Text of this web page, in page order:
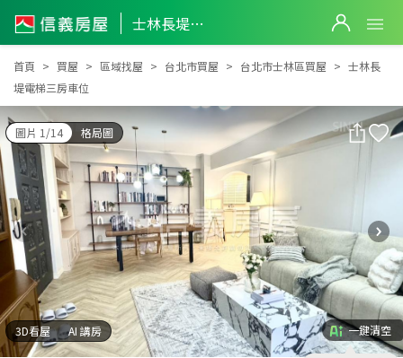
士林長堤電梯三房車位
士林長堤電梯三房車位
首頁 買屋 區域找屋 台北市買屋 台北市士林區買屋
士林長
堤電梯三房車位
圖片 1/14 格局圖
3D看屋 AI 講房 一鍵清空